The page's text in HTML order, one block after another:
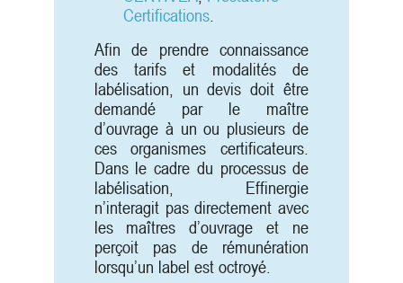
Certifications.
Afin de prendre connaissance
des tarifs et modalités de
labélisation, un devis doit être
demandé par le maître
d’ouvrage à un ou plusieurs de
ces organismes certificateurs.
Dans le cadre du processus de
labélisation, Effinergie
n’interagit pas directement avec
les maîtres d’ouvrage et ne
perçoit pas de rémunération
lorsqu’un label est octroyé.